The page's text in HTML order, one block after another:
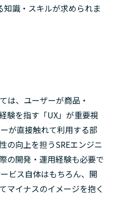
識・スキルが求められま
は、ユーザーが商品・
験を指す「UX」が重要視
が直接触れて利用する部
の向上を担うSREエンジニ
の開発・運用経験も必要で
ビス自体はもちろん、開
マイナスのイメージを抱く